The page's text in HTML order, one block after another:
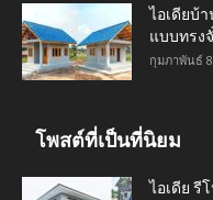
ไอเดียบ้
แบบทรง
กุมภาพันธ์
โพสต์ที่เป็นที่นิยม
ไอเดีย รี